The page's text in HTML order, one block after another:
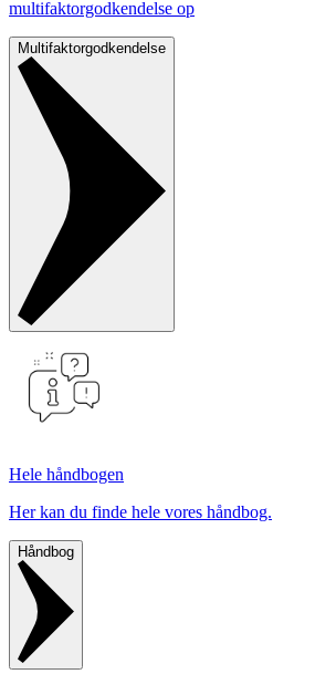
multifaktorgodkendelse op
Multifaktorgodkendelse
Hele håndbogen
Her kan du finde hele vores håndbog.
Håndbog